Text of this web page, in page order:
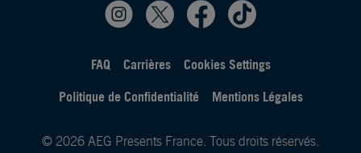
FAQ Carrières
Cookies Settings
Politique de Confidentialité
Mentions Légales
© 2026 AEG Presents France. Tous droits réservés.